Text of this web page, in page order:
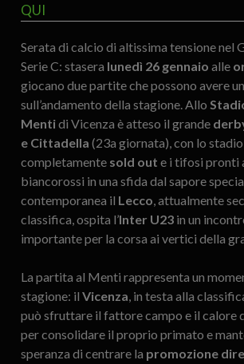
QUI
Serata di calcio di altissima tensione nel
Serie C: stasera lunedì 26 gennaio alle
giocano due partite che possono avere
sull’andamento della stagione. Allo
Mentidi Vicenza è atteso il grande
e Cittadella (23a giornata), con lo stadio
completamente sold out e i tifosi pronti
biancorossi in una sfida dal sapore
contemporanea il Lecco, attualmente
classifica, ospita l’Inter U23in un
importante per la corsa ai vertici della
La partita al Menti rappresenta un
stagione: il Vicenza, in testa alla
può sfruttare il fattore campo e il calore
per consolidare il proprio primato e
speranza di centrare la promozione